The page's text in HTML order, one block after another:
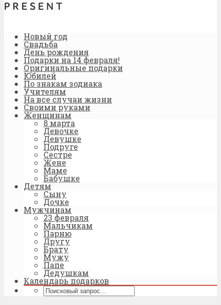
Новый год
Свадьба
День рождения
Подарки на 14 февраля!
Оригинальные подарки
Юбилей
По знакам зодиака
Учителям
На все случаи жизни
Своими руками
Женщинам
8 марта
Девочке
Девушке
Подруге
Сестре
Жене
Маме
Бабушке
Детям
Сыну
Дочке
Мужчинам
23 февраля
Мальчикам
Парню
Другу
Брату
Мужу
Папе
Дедушкам
Календарь подарков